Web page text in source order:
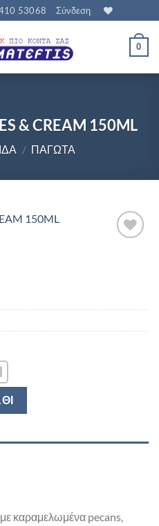
53068 Σύνδεση
0
& CREAM 150ML
/ ΠΑΓΩΤΆ
καραμελωμένα pecans,